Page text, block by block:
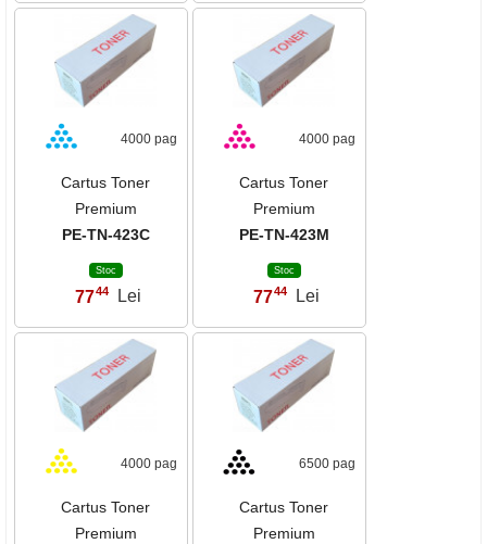
4000 pag
Cartus Toner
Premium
PE-TN-423C
Stoc
77,44 Lei
4000 pag
Cartus Toner
Premium
PE-TN-423M
Stoc
77,44 Lei
4000 pag
Cartus Toner
Premium
6500 pag
Cartus Toner
Premium